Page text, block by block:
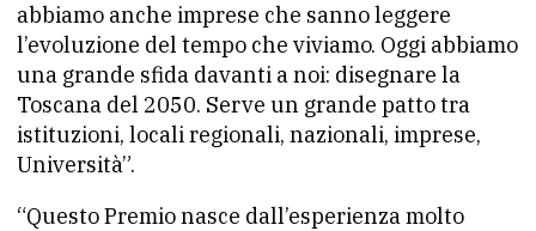
abbiamo anche imprese che sanno leggere
l’evoluzione del tempo che viviamo. Oggi abbiamo
una grande sfida davanti a noi: disegnare la
Toscana del 2050. Serve un grande patto tra
istituzioni, locali regionali, nazionali, imprese,
Università”.
“Questo Premio nasce dall’esperienza molto